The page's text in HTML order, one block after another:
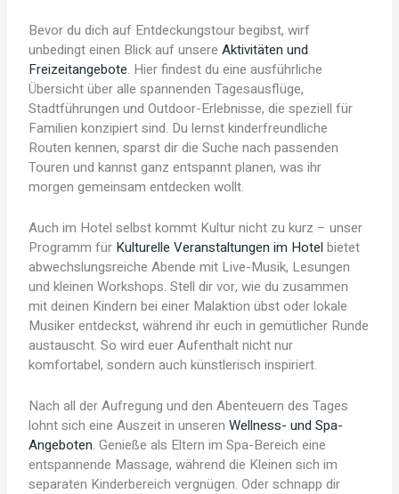
Bevor du dich auf Entdeckungstour begibst, wirf
unbedingt einen Blick auf unsereAktivitäten und
Freizeitangebote. Hier findest du eine ausführliche
Übersicht über alle spannenden Tagesausflüge,
Stadtführungen und Outdoor-Erlebnisse, die speziell für
Familien konzipiert sind. Du lernst kinderfreundliche
Routen kennen, sparst dir die Suche nach passenden
Touren und kannst ganz entspannt planen, was ihr
morgen gemeinsam entdecken wollt.
Auch im Hotel selbst kommt Kultur nicht zu kurz – unser
Programm für Kulturelle Veranstaltungen im Hotel bietet
abwechslungsreiche Abende mit Live-Musik, Lesungen
und kleinen Workshops. Stell dir vor, wie du zusammen
mit deinen Kindern bei einer Malaktion übst oder lokale
Musiker entdeckst, während ihr euch in gemütlicher Runde
austauscht. So wird euer Aufenthalt nicht nur
komfortabel, sondern auch künstlerisch inspiriert.
Nach all der Aufregung und den Abenteuern des Tages
lohnt sich eine Auszeit in unserenWellness- und Spa-
Angeboten. Genieße als Eltern im Spa-Bereich eine
entspannende Massage, während die Kleinen sich im
separaten Kinderbereich vergnügen. Oder schnapp dir